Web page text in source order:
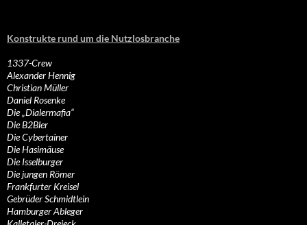
Konstrukte rund um die Nutzlosbranche
1337-Crew
Alexander Hennig
Christian Müller
Daniel Rosenke
Die „Dialermafia“
Die B2Bler
Die Cybertainer
Die Hasimäuse
Die Isselburger
Die jungen Römer
Frankfurter Kreisel
Gebrüder Schmidtlein
Hamburger Ableger